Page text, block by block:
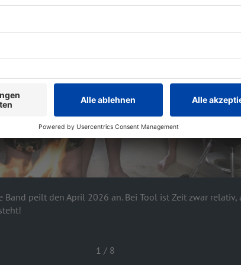
Band peilt den April 2026 an. Bei Tool ist Zeit zwar
1 / 8